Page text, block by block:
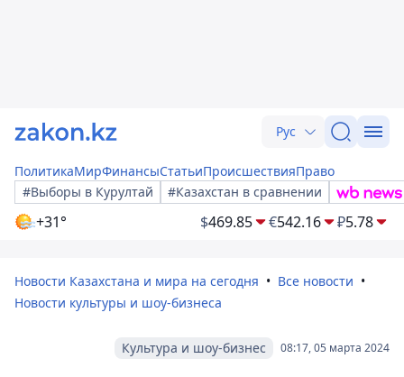
Рус
ПолитикаМирФинансыСтатьиПроисшествияПраво
#Выборы в Курултай
#Казахстан в сравнении
+31° $469.85 €542.16 ₽5.78
Новости Казахстана и мира на сегодня
Все новости
Новости культуры и шоу-бизнеса
08:17, 05 марта 2024
Культура и шоу-бизнес